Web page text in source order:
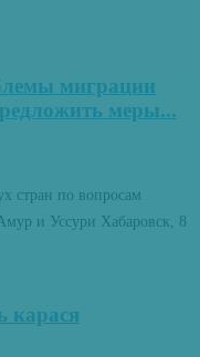
миграции
меры...
стран по вопросам
и Уссури Хабаровск, 8
карася